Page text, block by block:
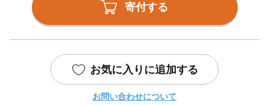
寄付する
お気に入りに追加する
お問い合わせについて